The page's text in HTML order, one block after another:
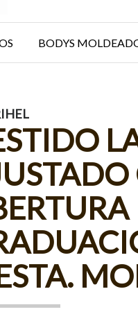
BODYS